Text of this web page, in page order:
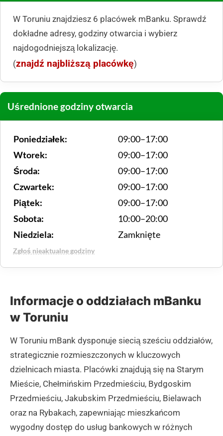
W Toruniu znajdziesz 6 placówek mBanku. Sprawdź
dokładne adresy, godziny otwarcia i wybierz
najdogodniejszą lokalizację.
(znajdź najbliższą placówkę)
Uśrednione godziny otwarcia
Poniedziałek:
09:00–17:00
Wtorek:
09:00–17:00
Środa:
09:00–17:00
Czwartek:
09:00–17:00
Piątek:
09:00–17:00
Sobota:
10:00–20:00
Niedziela:
Zamknięte
Zgłoś nieaktualne godziny
Informacje o oddziałach mBanku
w Toruniu
W Toruniu mBank dysponuje siecią sześciu oddziałów,
strategicznie rozmieszczonych w kluczowych
dzielnicach miasta. Placówki znajdują się na Starym
Mieście, Chełmińskim Przedmieściu, Bydgoskim
Przedmieściu, Jakubskim Przedmieściu, Bielawach
oraz na Rybakach, zapewniając mieszkańcom
wygodny dostęp do usług bankowych w różnych